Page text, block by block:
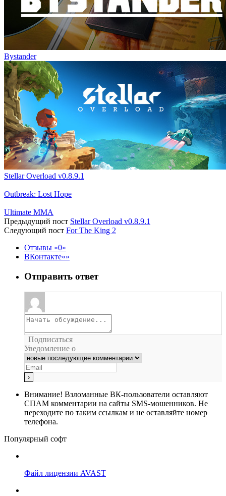
Bystander
Stellar Overload v0.8.9.1
Outbreak: Lost Hope
Ultimate MMA
Предыдущий пост Stellar Overload v0.8.9.1
Следующий пост For The King 2
Отзывы
0
ВКонтакте
Отправить ответ
Подписаться
Уведомление о
Внимание! Взломанные ВК-пользователи оставляют
СПАМ комментарии на сайты SMS-мошенников. Не
переходите по таким ссылкам и не оставляйте номер
телефона.
Популярный софт
Файл лицензии AVAST